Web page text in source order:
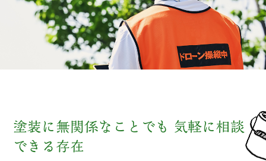
塗装に無関係なことでも
気軽に相談
できる存在